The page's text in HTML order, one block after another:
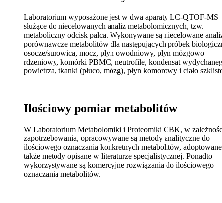
Laboratorium wyposażone jest w dwa aparaty LC-QTOF-MS
służące do niecelowanych analiz metabolomicznych, tzw.
metaboliczny odcisk palca. Wykonywane są niecelowane
porównawcze metabolitów dla następujących próbek
osocze/surowica, mocz, płyn owodniowy, płyn mózgowo –
rdzeniowy, komórki PBMC, neutrofile, kondensat
powietrza, tkanki (płuco, mózg), płyn komorowy i ciało
Ilościowy pomiar metabolitów
W Laboratorium Metabolomiki i Proteomiki CBK, w
zapotrzebowania, opracowywane są metody analityczne do
ilościowego oznaczania konkretnych metabolitów, adoptowane
także metody opisane w literaturze specjalistycznej. Ponadto
wykorzystywane są komercyjne rozwiązania do ilościowego
oznaczania metabolitów.